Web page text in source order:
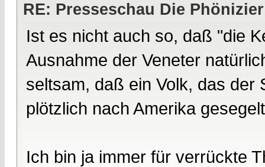
RE: Presseschau Die
Ist es nicht auch so, daß "die
Ausnahme der Veneter
seltsam, daß ein Volk, das der
plötzlich nach Amerika
Ich bin ja immer für verrückte